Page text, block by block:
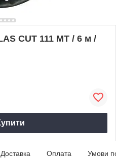
CUT 111 MT / 6 м /
Доставка Оплата Умови